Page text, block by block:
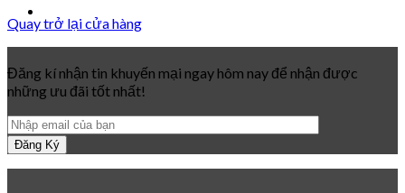
Quay trở lại cửa hàng
Đăng kí nhận tin khuyến mại ngay hôm nay để nhận được
những ưu đãi tốt nhất!